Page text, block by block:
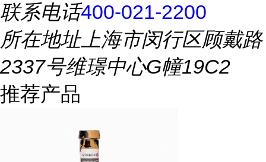
联系电话400-021-2200
所在地址上海市闵行区顾戴路
2337号维璟中心G幢19C2
推荐产品